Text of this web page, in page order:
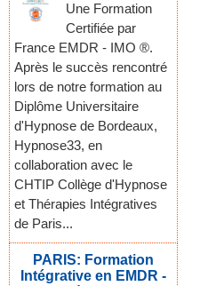
Une Formation
Certifiée par
France EMDR - IMO ®.
Après le succès rencontré
lors de notre formation au
Diplôme Universitaire
d'Hypnose de Bordeaux,
Hypnose33, en
collaboration avec le
CHTIP Collège d'Hypnose
et Thérapies Intégratives
de Paris...
PARIS: Formation
Intégrative en EMDR -